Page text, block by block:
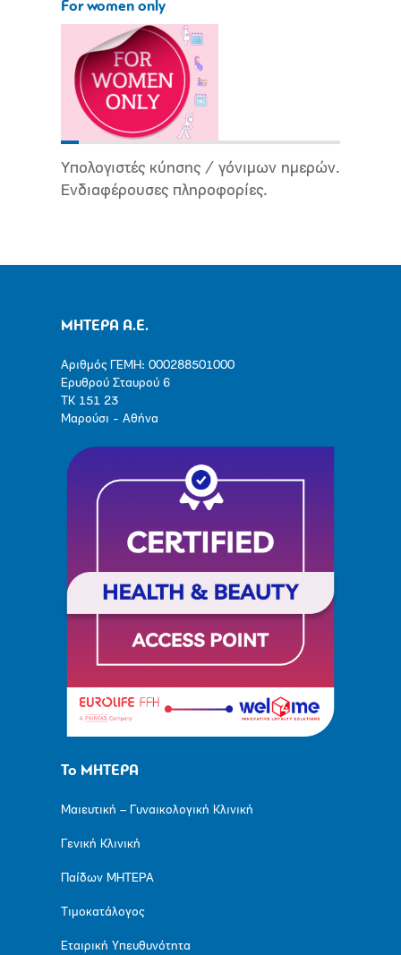
For women only
Υπολογιστές κύησης / γόνιμων ημερών.
Ενδιαφέρουσες πληροφορίες.
ΜΗΤΕΡΑ Α.Ε.
Αριθμός ΓΕΜΗ: 000288501000
Ερυθρού Σταυρού 6
ΤΚ 151 23
Μαρούσι - Αθήνα
Το ΜΗΤΕΡΑ
Μαιευτική – Γυναικολογική Κλινική
Γενική Κλινική
Παίδων ΜΗΤΕΡΑ
Τιμοκατάλογος
Εταιρική Υπευθυνότητα